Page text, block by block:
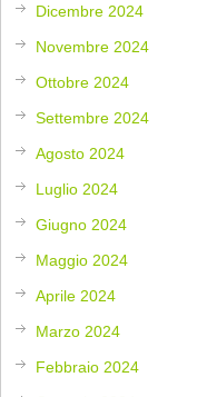
Dicembre 2024
Novembre 2024
Ottobre 2024
Settembre 2024
Agosto 2024
Luglio 2024
Giugno 2024
Maggio 2024
Aprile 2024
Marzo 2024
Febbraio 2024